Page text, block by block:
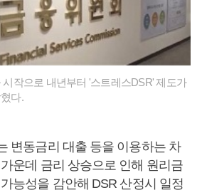
작으로 내년부터 '스트레스DSR' 제도가
다.
변동금리 대출 등을 이용하는 차
운데 금리 상승으로 인해 원리금
능성을 감안해 DSR 산정시 일정